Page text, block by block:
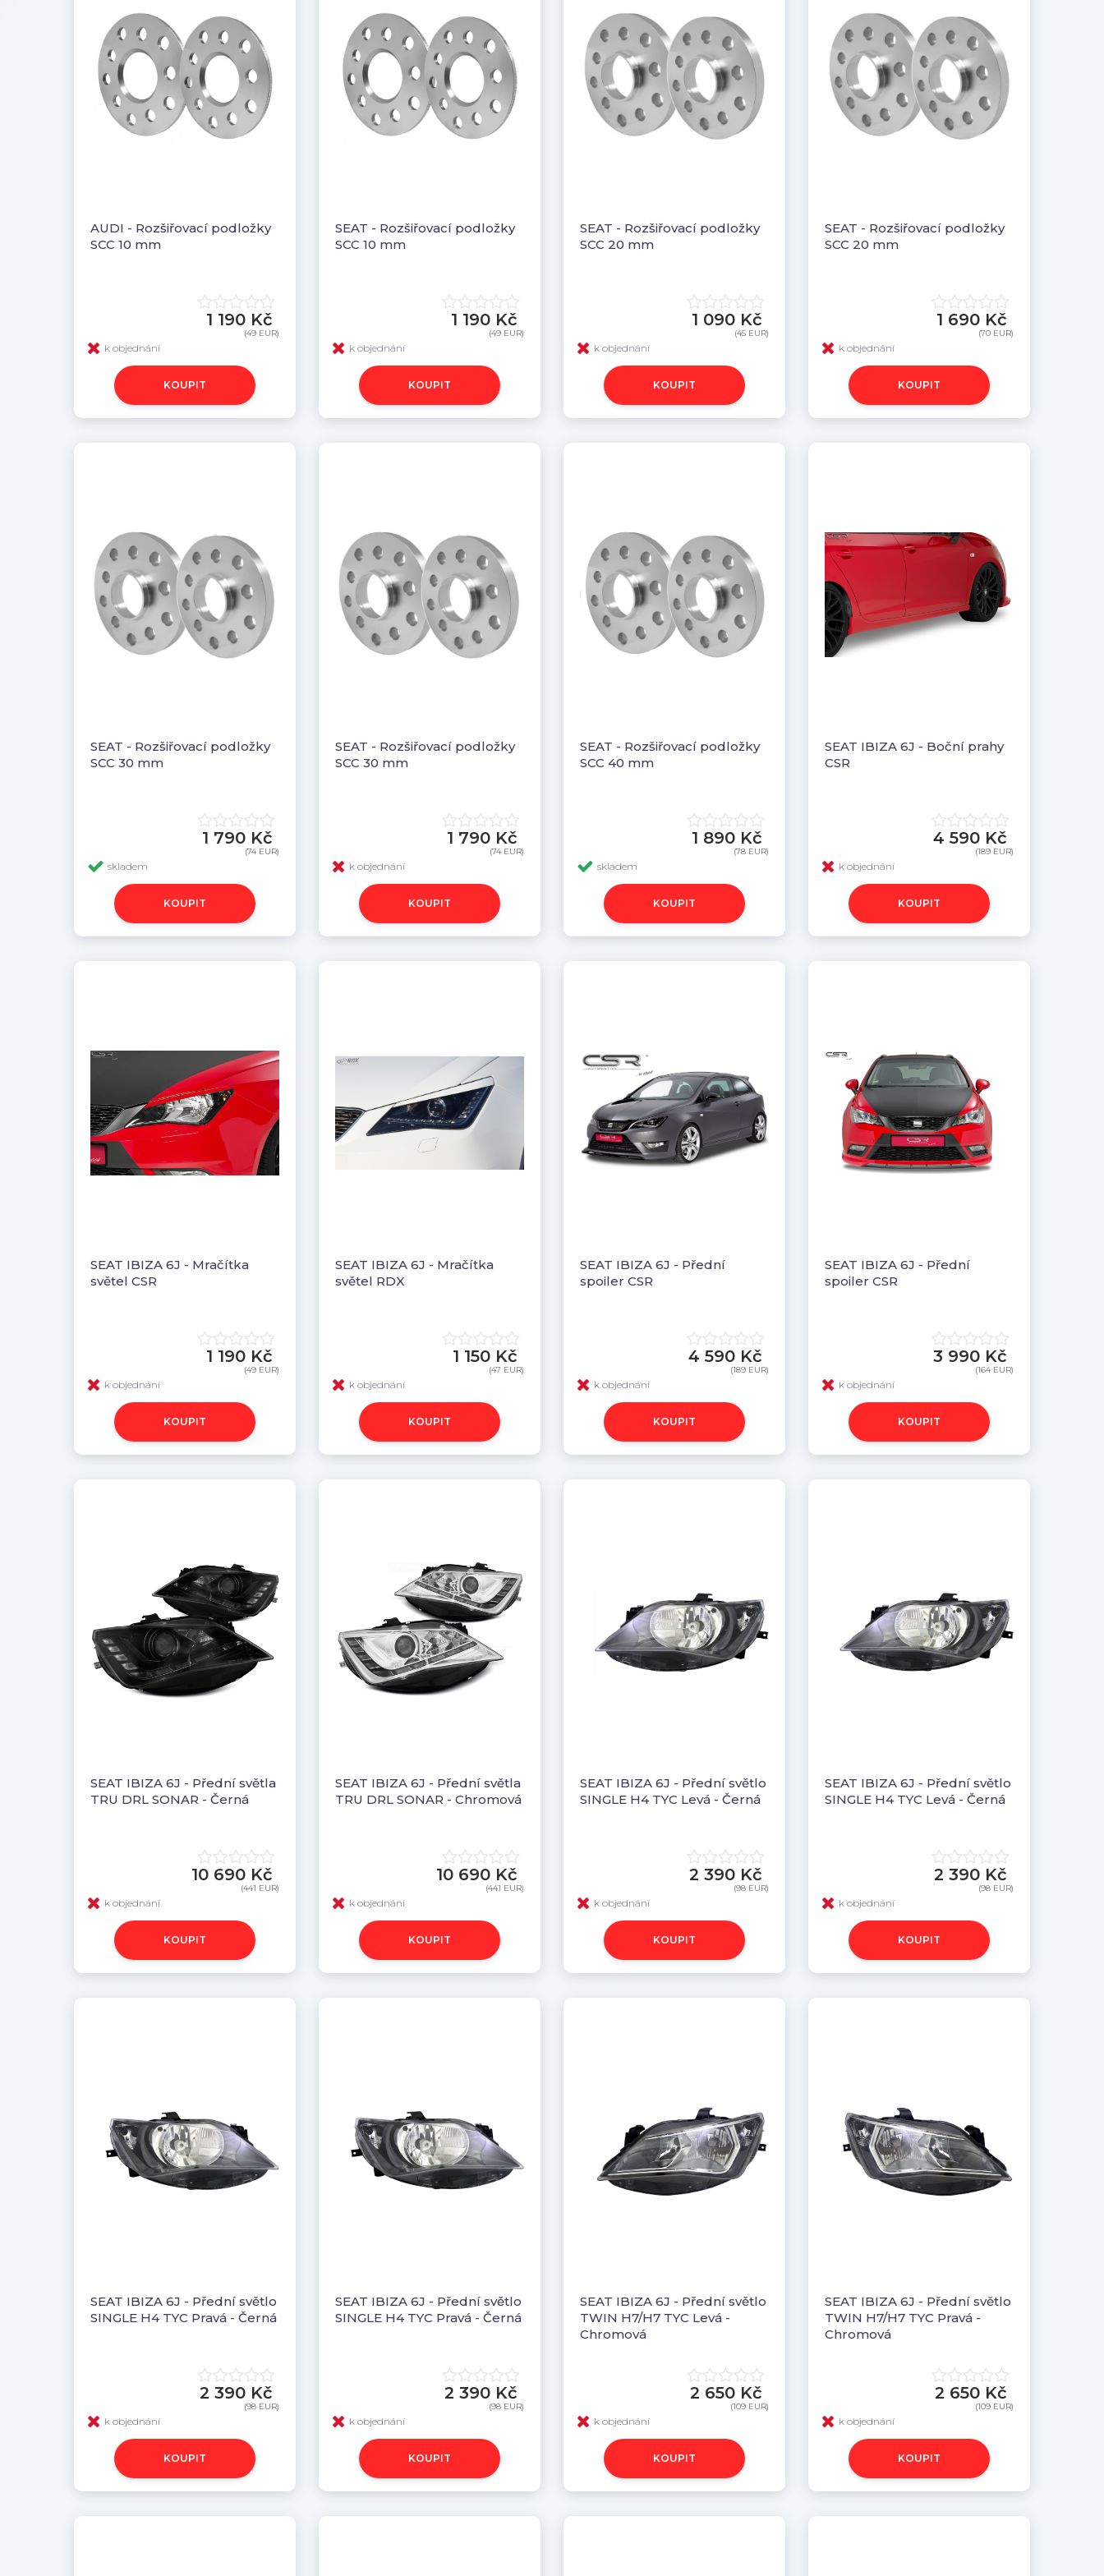
AUDI - Rozšiřovací podložky
SCC 10 mm
1 190 Kč
(49 EUR)
k objednání
KOUPIT
SEAT - Rozšiřovací podložky
SCC 10 mm
1 190 Kč
(49 EUR)
k objednání
KOUPIT
SEAT - Rozšiřovací podložky
SCC 20 mm
1 090 Kč
(45 EUR)
k objednání
KOUPIT
SEAT - Rozšiřovací podložky
SCC 20 mm
1 690 Kč
(70 EUR)
k objednání
KOUPIT
SEAT - Rozšiřovací podložky
SCC 30 mm
1 790 Kč
(74 EUR)
skladem
KOUPIT
SEAT - Rozšiřovací podložky
SCC 30 mm
1 790 Kč
(74 EUR)
k objednání
KOUPIT
SEAT - Rozšiřovací podložky
SCC 40 mm
1 890 Kč
(78 EUR)
skladem
KOUPIT
SEAT IBIZA 6J - Boční prahy
CSR
4 590 Kč
(189 EUR)
k objednání
KOUPIT
SEAT IBIZA 6J - Mračítka
světel CSR
1 190 Kč
(49 EUR)
k objednání
KOUPIT
SEAT IBIZA 6J - Mračítka
světel RDX
1 150 Kč
(47 EUR)
k objednání
KOUPIT
SEAT IBIZA 6J - Přední
spoiler CSR
4 590 Kč
(189 EUR)
k objednání
KOUPIT
SEAT IBIZA 6J - Přední
spoiler CSR
3 990 Kč
(164 EUR)
k objednání
KOUPIT
SEAT IBIZA 6J - Přední světla
TRU DRL SONAR - Černá
10 690 Kč
(441 EUR)
k objednání
KOUPIT
SEAT IBIZA 6J - Přední světla
TRU DRL SONAR - Chromová
10 690 Kč
(441 EUR)
k objednání
KOUPIT
SEAT IBIZA 6J - Přední světlo
SINGLE H4 TYC Levá - Černá
2 390 Kč
(98 EUR)
k objednání
KOUPIT
SEAT IBIZA 6J - Přední světlo
SINGLE H4 TYC Levá - Černá
2 390 Kč
(98 EUR)
k objednání
KOUPIT
SEAT IBIZA 6J - Přední světlo
SINGLE H4 TYC Pravá - Černá
2 390 Kč
(98 EUR)
k objednání
KOUPIT
SEAT IBIZA 6J - Přední světlo
SINGLE H4 TYC Pravá - Černá
2 390 Kč
(98 EUR)
k objednání
KOUPIT
SEAT IBIZA 6J - Přední světlo
TWIN H7/H7 TYC Levá -
Chromová
2 650 Kč
(109 EUR)
k objednání
KOUPIT
SEAT IBIZA 6J - Přední světlo
TWIN H7/H7 TYC Pravá -
Chromová
2 650 Kč
(109 EUR)
k objednání
KOUPIT